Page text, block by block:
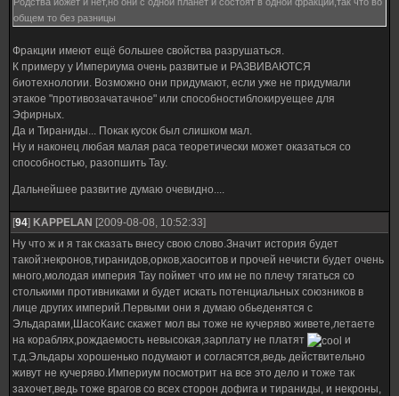
общем то без разницы
Фракции имеют ещё большее свойства разрушаться.
К примеру у Империума очень развитые и РАЗВИВАЮТСЯ
биотехнологии. Возможно они придумают, если уже не придумали
этакое "противозачатачное" или способностиблокируещее для
Эфирных.
Да и Тираниды... Покак кусок был слишком мал.
Ну и наконец любая малая раса теоретически может оказаться со
способностью, разопшить Тау.
Дальнейшее развитие думаю очевидно....
[94] KAPPELAN [2009-08-08, 10:52:33]
Ну что ж и я так сказать внесу свою слово.Значит история будет
такой:некронов,тиранидов,орков,хаоситов и прочей нечисти будет очень
много,молодая империя Тау поймет что им не по плечу тягаться со
столькими противниками и будет искать потенциальных союзников в
лице других империй.Первыми они я думаю обьеденятся с
Эльдарами,ШасоКаис скажет мол вы тоже не кучеряво живете,летаете
на кораблях,рождаемость невысокая,зарплату не платят
и
т.д.Эльдары хорошенько подумают и согласятся,ведь действительно
живут не кучеряво.Империум посмотрит на все это дело и тоже так
захочет,ведь тоже врагов со всех сторон дофига и тираниды, и некроны,